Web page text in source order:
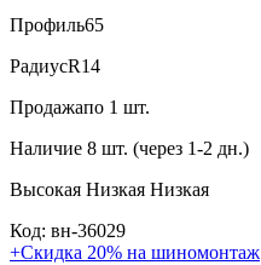
Профиль65
РадиусR14
Продажапо 1 шт.
Наличие 8 шт. (через 1-2 дн.)
Высокая Низкая Низкая
Код: вн-36029
+Скидка 20% на шиномонтаж